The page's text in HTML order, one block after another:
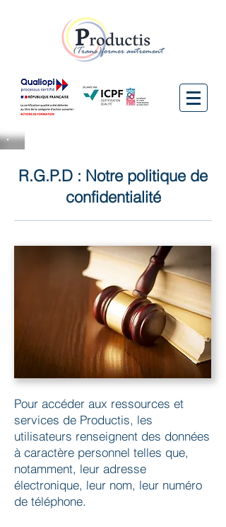
R.G.P.D : Notre politique de
confidentialité
Pour accéder aux ressources et
services de Productis, les
utilisateurs renseignent des données
à caractère personnel telles que,
notamment, leur adresse
électronique, leur nom, leur numéro
de téléphone.